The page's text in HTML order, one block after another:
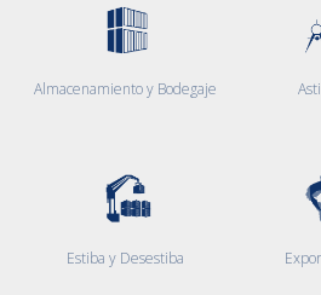
Almacenamiento y Bodegaje
Estiba y Desestiba